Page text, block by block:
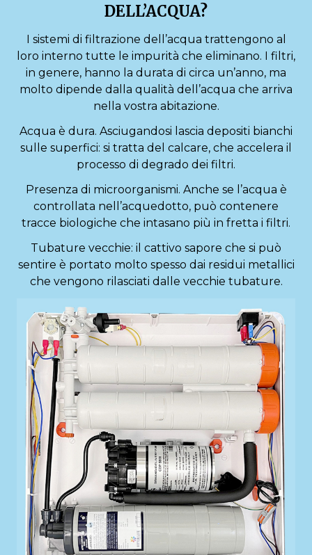
DELL’ACQUA?
I sistemi di filtrazione dell’acqua trattengono al
loro interno tutte le impurità che eliminano. I filtri,
in genere, hanno la durata di circa un’anno, ma
molto dipende dalla qualità dell’acqua che arriva
nella vostra abitazione.
Acqua è dura. Asciugandosi lascia depositi bianchi
sulle superfici: si tratta del calcare, che accelera il
processo di degrado dei filtri.
Presenza di microorganismi. Anche se l’acqua è
controllata nell’acquedotto, può contenere
tracce biologiche che intasano più in fretta i filtri.
Tubature vecchie: il cattivo sapore che si può
sentire è portato molto spesso dai residui metallici
che vengono rilasciati dalle vecchie tubature.